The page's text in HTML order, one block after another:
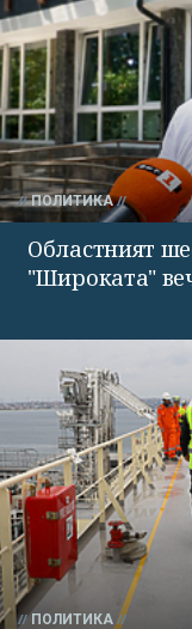
ПОЛИТИКА
Областният
"Широката"
ПОЛИТИКА